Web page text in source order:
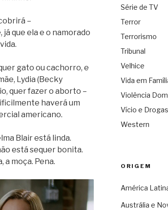
–
que ela e o namorado
gato ou cachorro, e
Lydia (Becky
quer fazer o aborto –
haverá um
americano.
Blair está linda.
está sequer bonita.
a moça. Pena.
Série de TV
Terror
Terrorismo
Tribunal
Velhice
Vida em
Violência
Vício e Drogas
Western
ORIGEM
América
Austrália e